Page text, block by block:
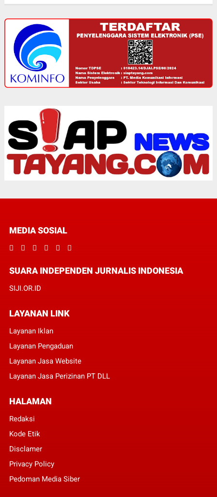
MEDIA SOSIAL
SUARA INDEPENDEN JURNALIS INDONESIA
SIJI.OR.ID
LAYANAN LINK
Layanan Iklan
Layanan Pengaduan
Layanan Jasa Website
Layanan Jasa Perizinan PT DLL
HALAMAN
Redaksi
Kode Etik
Disclamer
Privacy Policy
Pedoman Media Siber